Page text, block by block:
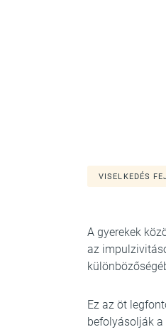
VISELKEDÉS
A gyerekek
az
Ez az öt
befolyásolják a